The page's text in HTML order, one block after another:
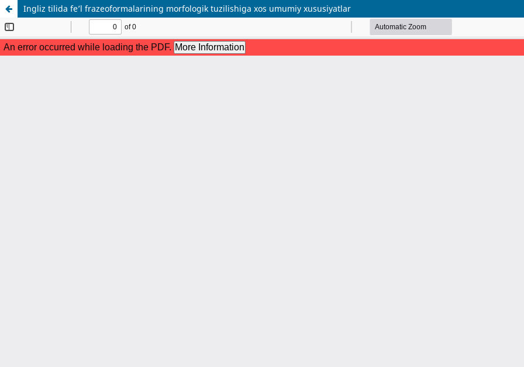
Ingliz tilida fe’l frazeoformalarining morfologik tuzilishiga xos umumiy xususiyatlar